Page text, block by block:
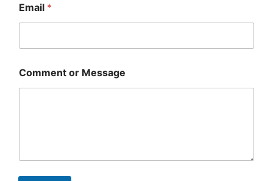
o
m
t
*
E
Email *
Comment or Message